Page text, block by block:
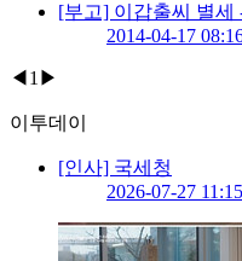
[부고] 이갑출씨 별세
2014-04-17
◀ 1 ▶
이투데이
[인사] 국세청
2026-07-27 11:15